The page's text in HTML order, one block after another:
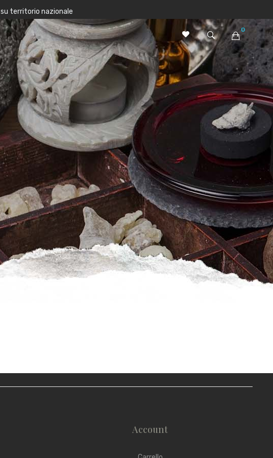
0
Nessun prodotto nel carrello.
Account
territorio nazionale